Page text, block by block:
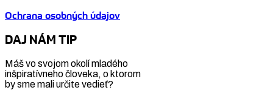
Ochrana osobných údajov
DAJ NÁM TIP
Máš vo svojom okolí mladého
inšpiratívneho človeka, o ktorom
by sme mali určite vedieť?